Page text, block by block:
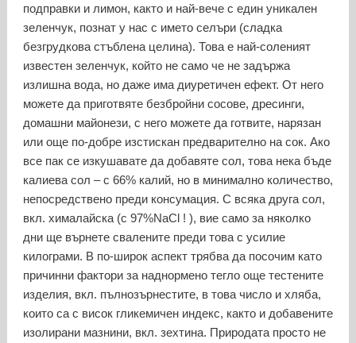
подправки и лимон, както и най-вече с един уникален
зеленчук, познат у нас с името селъри (сладка
безгрудкова стъблена целина). Това е най-соленият
известен зеленчук, който не само че не задържа
излишна вода, но даже има диуретичен ефект. От него
можете да приготвяте безбройни сосове, дресинги,
домашни майонези, с него можете да готвите, нарязан
или още по-добре изстискан предварително на сок. Ако
все пак се изкушавате да добавяте сол, това нека бъде
калиева сол – с 66% калий, но в минимално количество,
непосредствено преди консумация. С всяка друга сол,
вкл. хималайска (с 97%NaCl ! ), вие само за няколко
дни ще върнете свалените преди това с усилие
килограми. В по-широк аспект трябва да посочим като
причинни фактори за наднормено тегло още тестените
изделия, вкл. пълнозърнестите, в това число и хляба,
които са с висок гликемичен индекс, както и добавените
изолирани мазнини, вкл. зехтина. Природата просто не